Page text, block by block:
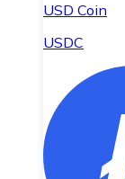
USD Coin
USDC